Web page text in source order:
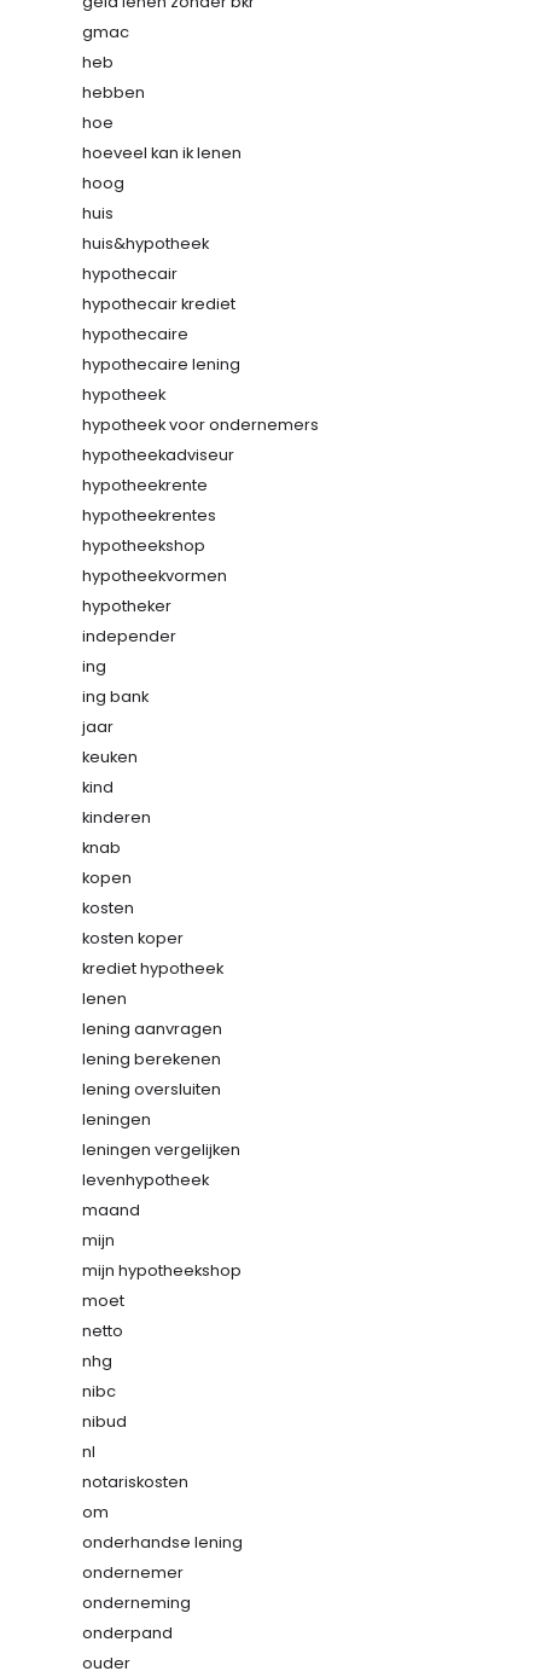
gmac
heb
hebben
hoe
hoeveel kan ik lenen
hoog
huis
huis&hypotheek
hypothecair
hypothecair krediet
hypothecaire
hypothecaire lening
hypotheek
hypotheek voor ondernemers
hypotheekadviseur
hypotheekrente
hypotheekrentes
hypotheekshop
hypotheekvormen
hypotheker
independer
ing
ing bank
jaar
keuken
kind
kinderen
knab
kopen
kosten
kosten koper
krediet hypotheek
lenen
lening aanvragen
lening berekenen
lening oversluiten
leningen
leningen vergelijken
levenhypotheek
maand
mijn
mijn hypotheekshop
moet
netto
nhg
nibc
nibud
nl
notariskosten
om
onderhandse lening
ondernemer
onderneming
onderpand
ouder